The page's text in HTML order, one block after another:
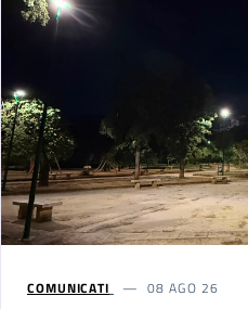
COMUNICATI 08 AGO 26